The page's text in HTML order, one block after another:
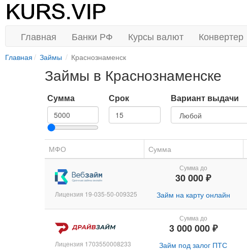
Главная Банки РФ Курсы валют Конвертер
Главная Займы Краснознаменск
Займы в Краснознаменске
Сумма Срок Вариант выдачи
МФО Сумма
Лицензия 19-035-50-009325
Сумма до
30 000 ₽
Займ на карту онлайн
Лицензия 1703550008233
Сумма до
3 000 000 ₽
Займ под залог ПТС